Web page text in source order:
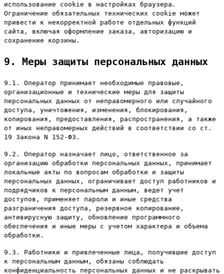
использование cookie в настройках браузера.
Ограничение обязательных технических cookie может
привести к некорректной работе отдельных функций
сайта, включая оформление заказа, авторизацию и
сохранение корзины.
9. Меры защиты персональных данных
9.1. Оператор принимает необходимые правовые,
организационные и технические меры для защиты
персональных данных от неправомерного или случайного
доступа, уничтожения, изменения, блокирования,
копирования, предоставления, распространения, а также
от иных неправомерных действий в соответствии со ст.
19 Закона N 152-ФЗ.
9.2. Оператор назначает лицо, ответственное за
организацию обработки персональных данных, принимает
локальные акты по вопросам обработки и защиты
персональных данных, ограничивает доступ работников и
подрядчиков к персональным данным, ведет учет
доступов, применяет пароли и иные средства
разграничения доступа, резервное копирование,
антивирусную защиту, обновление программного
обеспечения и иные меры с учетом характера и объема
обработки.
9.3. Работники и привлеченные лица, получившие доступ
к персональным данным, обязаны соблюдать
конфиденциальность персональных данных и не раскрывать